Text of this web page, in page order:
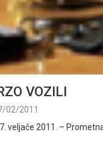
VOZILI
02/2011
7. veljače 2011. –